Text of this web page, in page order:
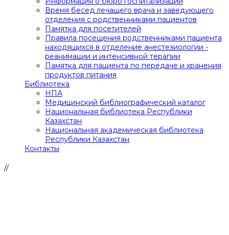
Время бесед лечащего врача и заведующего
отделения с родственниками пациентов
Памятка для посетителей
Правила посещения родственниками пациента
находящихся в отделение анестезиологии -
реанимации и интенсивной терапии
Памятка для пациента по передаче и хранения
продуктов питания
Библиотека
НПА
Медицинский библиографический каталог
Национальная библиотека Республики
Казахстан
Национальная академическая библиотека
Республики Казахстан
Контакты
//